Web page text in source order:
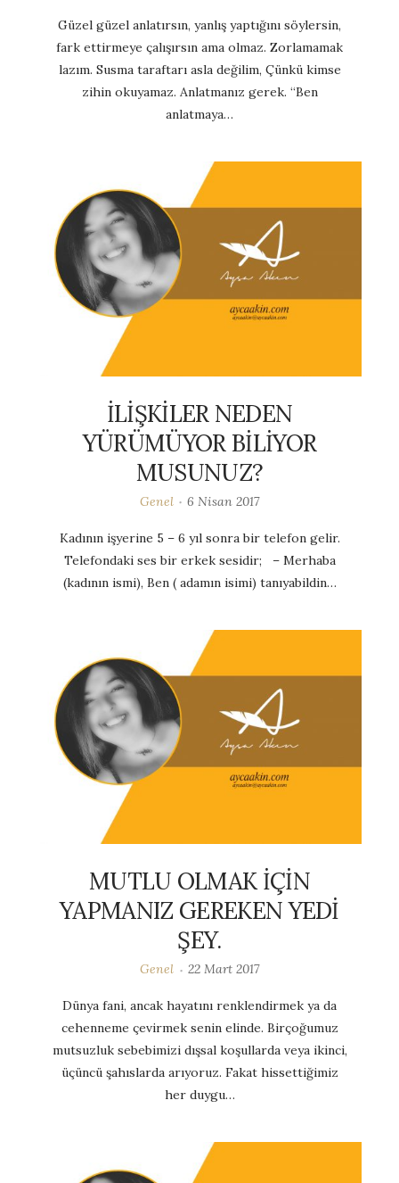
Güzel güzel anlatırsın, yanlış yaptığını söylersin,
fark ettirmeye çalışırsın ama olmaz. Zorlamamak
lazım. Susma taraftarı asla değilim, Çünkü kimse
zihin okuyamaz. Anlatmanız gerek. “Ben
anlatmaya…
İLİŞKİLER NEDEN
YÜRÜMÜYOR BİLİYOR
MUSUNUZ?
Genel 6 Nisan 2017
Kadının işyerine 5 – 6 yıl sonra bir telefon gelir.
Telefondaki ses bir erkek sesidir; – Merhaba
(kadının ismi), Ben ( adamın isimi) tanıyabildin…
MUTLU OLMAK İÇİN
YAPMANIZ GEREKEN YEDİ
ŞEY.
Genel 22 Mart 2017
Dünya fani, ancak hayatını renklendirmek ya da
cehenneme çevirmek senin elinde. Birçoğumuz
mutsuzluk sebebimizi dışsal koşullarda veya ikinci,
üçüncü şahıslarda arıyoruz. Fakat hissettiğimiz
her duygu…